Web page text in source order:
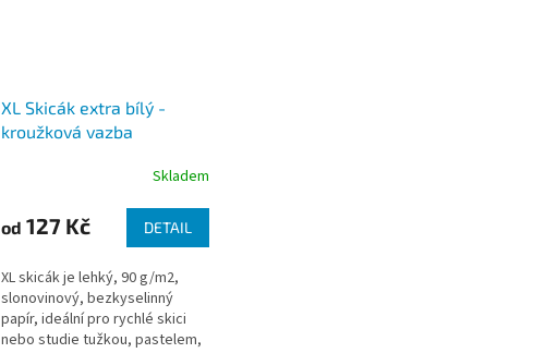
XL Skicák extra bílý -
kroužková vazba
Skladem
od 127 Kč DETAIL
XL skicák je lehký, 90 g/m2,
slonovinový, bezkyselinný
papír, ideální pro rychlé skici
nebo studie tužkou, pastelem,